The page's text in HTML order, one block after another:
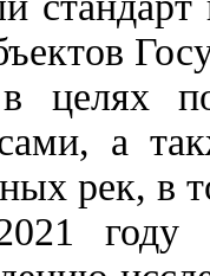
целях
а
рек, в
году